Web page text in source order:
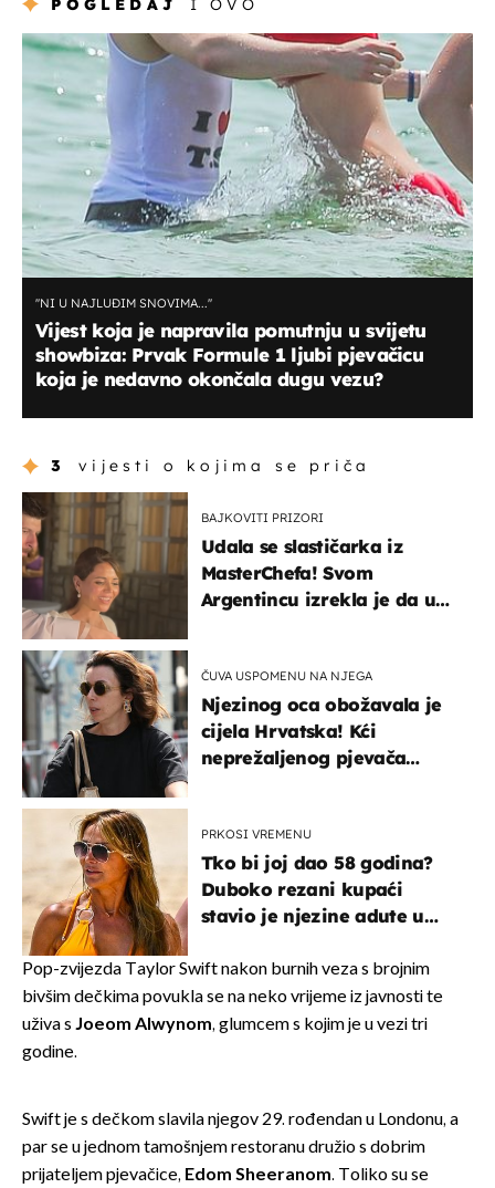
POGLEDAJ I OVO
''NI U NAJLUĐIM SNOVIMA...''
Vijest koja je napravila pomutnju u svijetu
showbiza: Prvak Formule 1 ljubi pjevačicu
koja je nedavno okončala dugu vezu?
3 vijesti o kojima se priča
BAJKOVITI PRIZORI
Udala se slastičarka iz
MasterChefa! Svom
Argentincu izrekla je da u
ČUVA USPOMENU NA NJEGA
Njezinog oca obožavala je
cijela Hrvatska! Kći
neprežaljenog pjevača
PRKOSI VREMENU
Tko bi joj dao 58 godina?
Duboko rezani kupaći
stavio je njezine adute u
Pop-zvijezda Taylor Swift nakon burnih veza s brojnim
bivšim dečkima povukla se na neko vrijeme iz javnosti te
uživa s Joeom Alwynom, glumcem s kojim je u vezi tri
godine.
Swift je s dečkom slavila njegov 29. rođendan u Londonu, a
par se u jednom tamošnjem restoranu družio s dobrim
prijateljem pjevačice, Edom Sheeranom. Toliko su se